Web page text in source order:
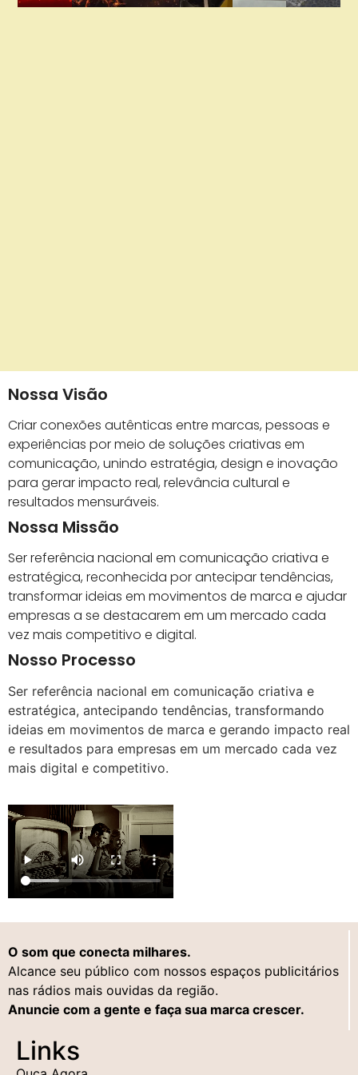
Nossa Visão
Criar conexões autênticas entre marcas, pessoas e
experiências por meio de soluções criativas em
comunicação, unindo estratégia, design e inovação
para gerar impacto real, relevância cultural e
resultados mensuráveis.
Nossa Missão
Ser referência nacional em comunicação criativa e
estratégica, reconhecida por antecipar tendências,
transformar ideias em movimentos de marca e ajudar
empresas a se destacarem em um mercado cada
vez mais competitivo e digital.
Nosso Processo
Ser referência nacional em comunicação criativa e
estratégica, antecipando tendências, transformando
ideias em movimentos de marca e gerando impacto real
e resultados para empresas em um mercado cada vez
mais digital e competitivo.
O som que conecta milhares.
Alcance seu público com nossos espaços publicitários
nas rádios mais ouvidas da região.
Anuncie com a gente e faça sua marca crescer.
Links